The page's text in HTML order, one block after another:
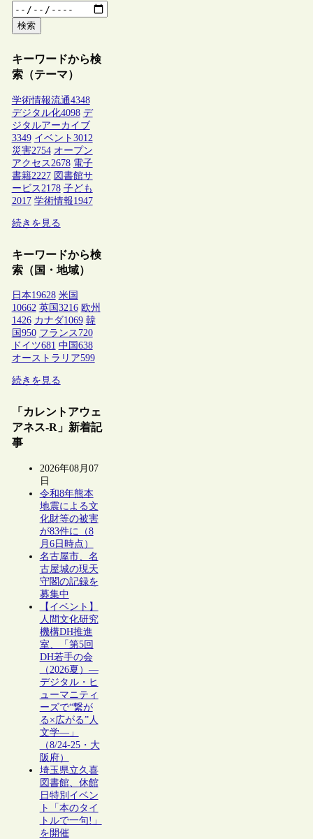
検索
キーワードから検
索（テーマ）
学術情報流通4348
デジタル化4098 デ
ジタルアーカイブ
3349 イベント 3012
災害2754 オープン
アクセス 2678 電子
書籍2227 図書館サ
ービス 2178 子ども
2017 学術情報1947
続きを見る
キーワードから検
索（国・地域）
日本19628 米国
10662 英国 3216 欧州
1426 カナダ1069 韓
国 950 フランス 720
ドイツ681 中国 638
オーストラリア599
続きを見る
「カレントアウェ
アネス-R」新着記
事
2026年08月07
日
令和8年熊本
地震による文
化財等の被害
が83件に（8
月6日時点）
名古屋市、名
古屋城の現天
守閣の記録を
募集中
【イベント】
人間文化研究
機構DH推進
室、「第5回
DH若手の会
（2026夏）―
デジタル・ヒ
ューマニティ
ーズで“繋が
る×広がる”人
文学―」
（8/24-25・大
阪府）
埼玉県立久喜
図書館、休館
日特別イベン
ト「本のタイ
トルで一句!」
を開催